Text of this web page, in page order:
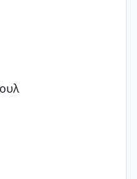
παιδικό στ